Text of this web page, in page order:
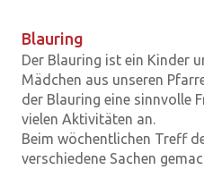
Blauring
Der Blauring ist ein Kinder
Mädchen aus unseren
der Blauring eine sinnvolle
vielen Aktivitäten an.
Beim wöchentlichen Treff
verschiedene Sachen